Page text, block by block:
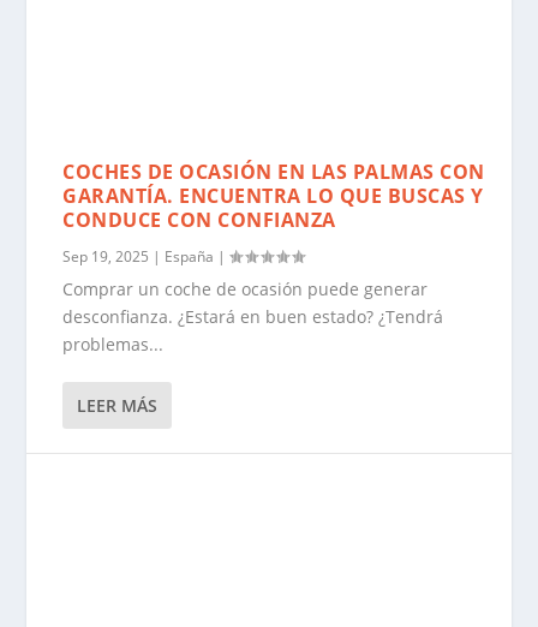
COCHES DE OCASIÓN EN LAS PALMAS CON
GARANTÍA. ENCUENTRA LO QUE BUSCAS Y
CONDUCE CON CONFIANZA
Sep 19, 2025 | España |
Comprar un coche de ocasión puede generar
desconfianza. ¿Estará en buen estado? ¿Tendrá
problemas...
LEER MÁS